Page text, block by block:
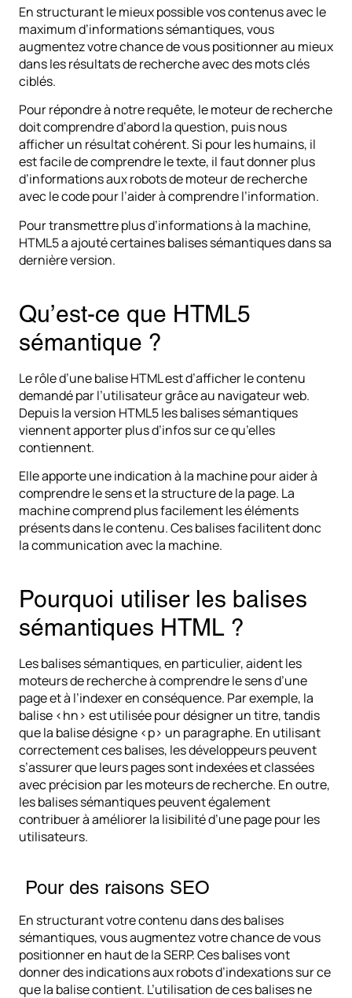
En structurant le mieux possible vos contenus avec le
maximum d’informations sémantiques, vous
augmentez votre chance de vous positionner au mieux
dans les résultats de recherche avec des mots clés
ciblés.
Pour répondre à notre requête, le moteur de recherche
doit comprendre d’abord la question, puis nous
afficher un résultat cohérent. Si pour les humains, il
est facile de comprendre le texte, il faut donner plus
d’informations aux robots de moteur de recherche
avec le code pour l’aider à comprendre l’information.
Pour transmettre plus d’informations à la machine,
HTML5 a ajouté certaines balises sémantiques dans sa
dernière version.
Qu’est-ce que HTML5
sémantique ?
Le rôle d’une balise HTML est d’afficher le contenu
demandé par l’utilisateur grâce au navigateur web.
Depuis la version HTML5 les balises sémantiques
viennent apporter plus d’infos sur ce qu’elles
contiennent.
Elle apporte une indication à la machine pour aider à
comprendre le sens et la structure de la page. La
machine comprend plus facilement les éléments
présents dans le contenu. Ces balises facilitent donc
la communication avec la machine.
Pourquoi utiliser les balises
sémantiques HTML ?
Les balises sémantiques, en particulier, aident les
moteurs de recherche à comprendre le sens d’une
page et à l’indexer en conséquence. Par exemple, la
balise <hn> est utilisée pour désigner un titre, tandis
que la balise désigne <p> un paragraphe. En utilisant
correctement ces balises, les développeurs peuvent
s’assurer que leurs pages sont indexées et classées
avec précision par les moteurs de recherche. En outre,
les balises sémantiques peuvent également
contribuer à améliorer la lisibilité d’une page pour les
utilisateurs.
Pour des raisons SEO
En structurant votre contenu dans des balises
sémantiques, vous augmentez votre chance de vous
positionner en haut de la SERP. Ces balises vont
donner des indications aux robots d’indexations sur ce
que la balise contient. L’utilisation de ces balises ne